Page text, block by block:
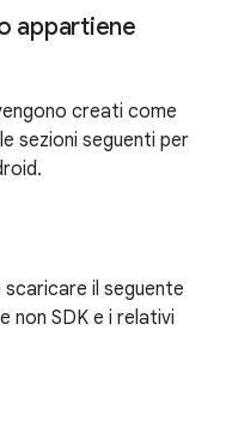
appartiene
creati come
sezioni seguenti per
scaricare il seguente
non SDK e i relativi